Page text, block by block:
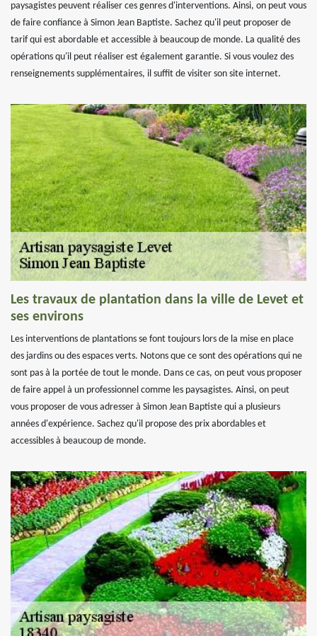
paysagistes peuvent réaliser ces genres d'interventions. Ainsi, on peut vous
de faire confiance à Simon Jean Baptiste. Sachez qu'il peut proposer de
tarif qui est abordable et accessible à beaucoup de monde. La qualité des
opérations qu'il peut réaliser est également garantie. Si vous voulez des
renseignements supplémentaires, il suffit de visiter son site internet.
Les travaux de plantation dans la ville de Levet et
ses environs
Les interventions de plantations se font toujours lors de la mise en place
des jardins ou des espaces verts. Notons que ce sont des opérations qui ne
sont pas à la portée de tout le monde. Dans ce cas, on peut vous proposer
de faire appel à un professionnel comme les paysagistes. Ainsi, on peut
vous proposer de vous adresser à Simon Jean Baptiste qui a plusieurs
années d'expérience. Sachez qu'il propose des prix abordables et
accessibles à beaucoup de monde.